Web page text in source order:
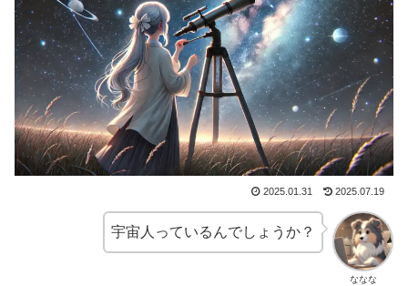
2025.01.31 2025.07.19
ななな
宇宙人っているんでしょうか？